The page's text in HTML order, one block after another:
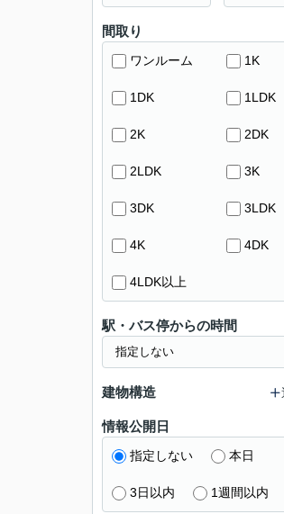
間取り
ワンルーム 1K
1DK 1LDK
2K 2DK
2LDK 3K
3DK 3LDK
4K 4DK
4LDK以上
駅・バス停からの時間
建物構造
情報公開日
指定しない 本日
3日以内 1週間以内